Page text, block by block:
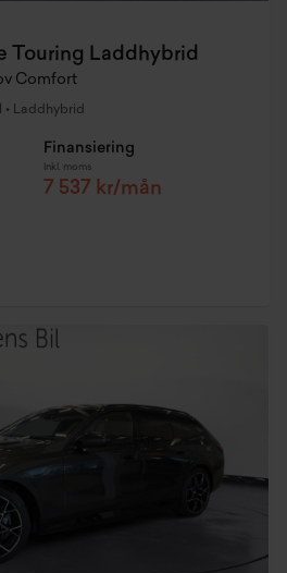
Touring Laddhybrid
Comfort
• Laddhybrid
Finansiering
Inkl. moms
7 537 kr/mån